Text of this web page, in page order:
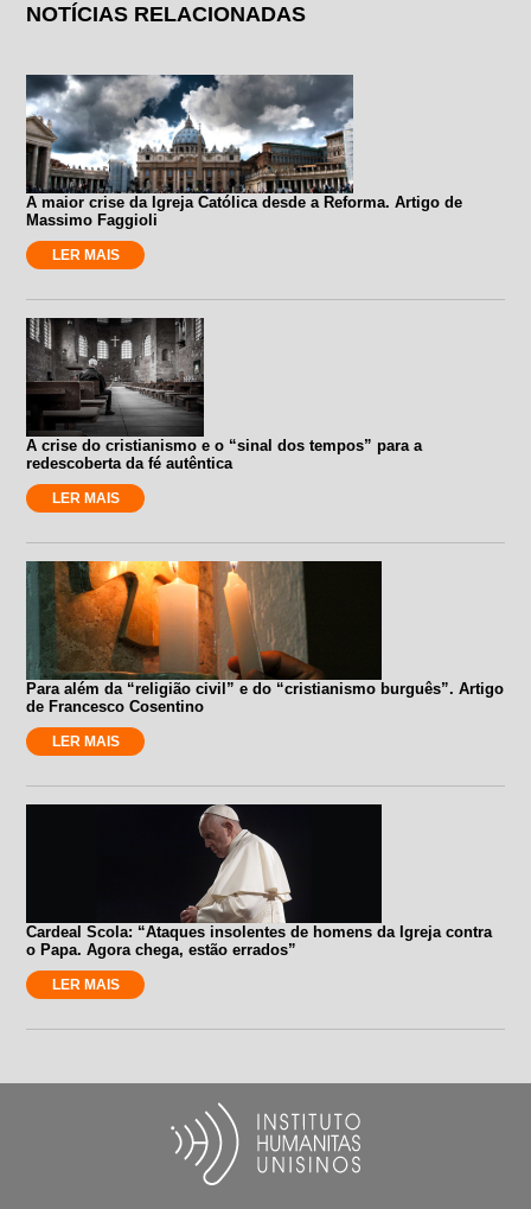
NOTÍCIAS RELACIONADAS
A maior crise da Igreja Católica desde a Reforma. Artigo de
Massimo Faggioli
LER MAIS
A crise do cristianismo e o “sinal dos tempos” para a
redescoberta da fé autêntica
LER MAIS
Para além da “religião civil” e do “cristianismo burguês”. Artigo
de Francesco Cosentino
LER MAIS
Cardeal Scola: “Ataques insolentes de homens da Igreja contra
o Papa. Agora chega, estão errados”
LER MAIS